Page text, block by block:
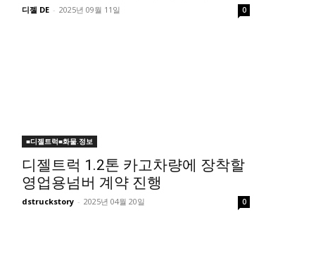
디젤 DE - 2025년 09월 11일 0
■디젤트럭■화물.정보
디젤트럭 1.2톤 카고차량에 장착할
영업용넘버 계약 진행
dstruckstory - 2025년 04월 20일 0